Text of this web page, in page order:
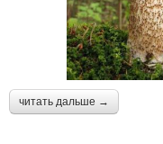
читать дальше →